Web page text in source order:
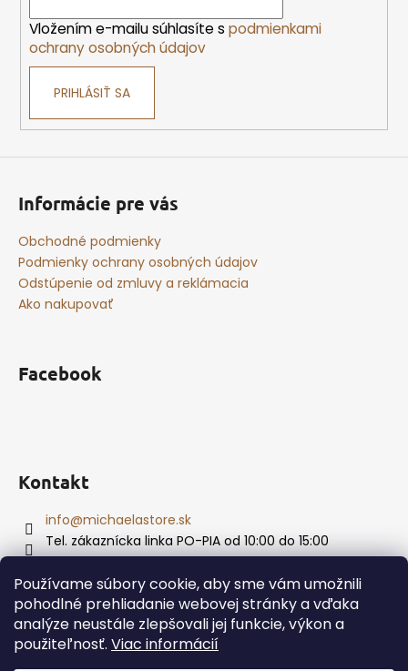
Používame súbory cookie, aby sme vám umožnili
pohodlné prehliadanie webovej stránky a vďaka
analýze neustále zlepšovali jej funkcie, výkon a
použiteľnosť. Viac informácií
Vložením e-mailu súhlasíte s podmienkami
ochrany osobných údajov
PRIHLÁSIŤ SA
Informácie pre vás
Obchodné podmienky
Podmienky ochrany osobných údajov
Odstúpenie od zmluvy a reklámacia
Ako nakupovať
Facebook
Kontakt
info@michaelastore.sk
Tel. zákaznícka linka PO-PIA od 10:00 do 15:00
+421 915 874 469
Vytvoril Shoptet